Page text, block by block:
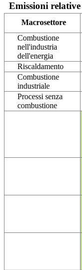
Emissioni
Macrosettore
Combustione
nell'industria
dell'energia
Riscaldamento
Combustione
industriale
Processi senza
combustione